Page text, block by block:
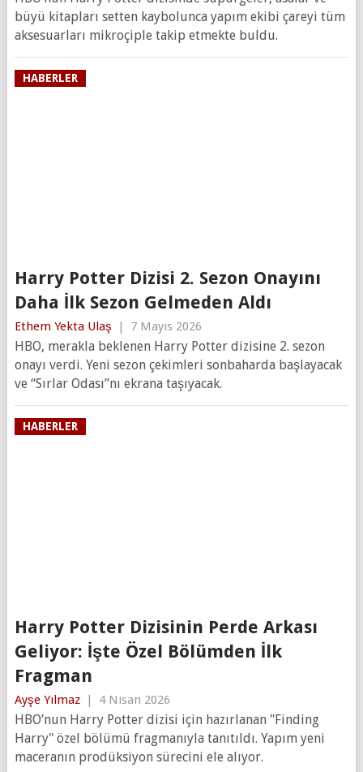
büyü kitapları setten kaybolunca yapım ekibi çareyi tüm
aksesuarları mikroçiple takip etmekte buldu.
HABERLER
Harry Potter Dizisi 2. Sezon Onayını
Daha İlk Sezon Gelmeden Aldı
Ethem Yekta Ulaş 7 Mayıs 2026
HBO, merakla beklenen Harry Potter dizisine 2. sezon
onayı verdi. Yeni sezon çekimleri sonbaharda başlayacak
ve “Sırlar Odası”nı ekrana taşıyacak.
HABERLER
Harry Potter Dizisinin Perde Arkası
Geliyor: İşte Özel Bölümden İlk
Fragman
Ayşe Yılmaz | 4 Nisan 2026
HBO’nun Harry Potter dizisi için hazırlanan "Finding
Harry" özel bölümü fragmanıyla tanıtıldı. Yapım yeni
maceranın prodüksiyon sürecini ele alıyor.